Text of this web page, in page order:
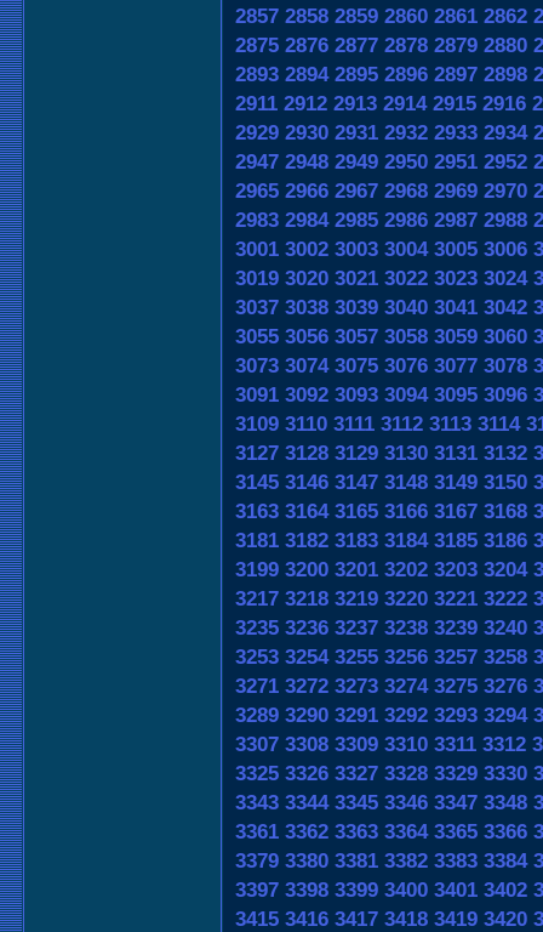
2857 2858 2859 2860 2861 2862
2875 2876 2877 2878 2879 2880
2893 2894 2895 2896 2897 2898
2911 2912 2913 2914 2915 2916
2929 2930 2931 2932 2933 2934
2947 2948 2949 2950 2951 2952
2965 2966 2967 2968 2969 2970
2983 2984 2985 2986 2987 2988
3001 3002 3003 3004 3005 3006
3019 3020 3021 3022 3023 3024
3037 3038 3039 3040 3041 3042
3055 3056 3057 3058 3059 3060
3073 3074 3075 3076 3077 3078
3091 3092 3093 3094 3095 3096
3109 3110 3111 3112 3113 3114
3127 3128 3129 3130 3131 3132
3145 3146 3147 3148 3149 3150
3163 3164 3165 3166 3167 3168
3181 3182 3183 3184 3185 3186
3199 3200 3201 3202 3203 3204
3217 3218 3219 3220 3221 3222
3235 3236 3237 3238 3239 3240
3253 3254 3255 3256 3257 3258
3271 3272 3273 3274 3275 3276
3289 3290 3291 3292 3293 3294
3307 3308 3309 3310 3311 3312
3325 3326 3327 3328 3329 3330
3343 3344 3345 3346 3347 3348
3361 3362 3363 3364 3365 3366
3379 3380 3381 3382 3383 3384
3397 3398 3399 3400 3401 3402
3415 3416 3417 3418 3419 3420